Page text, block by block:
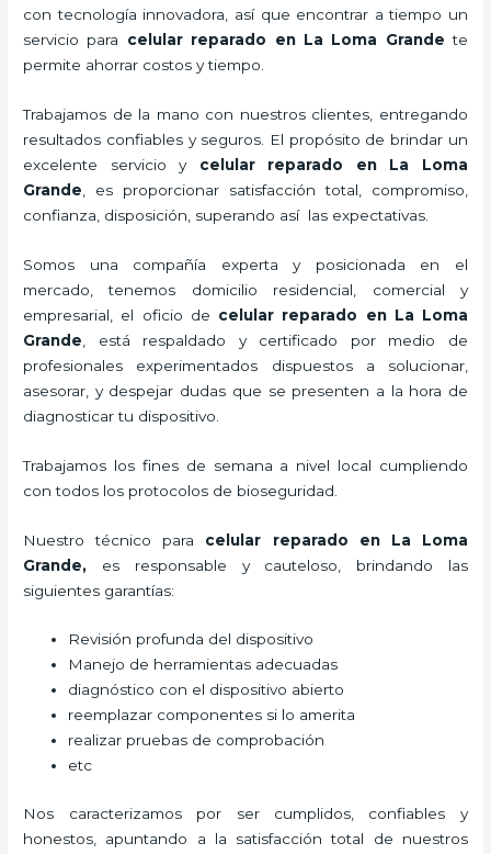
con tecnología innovadora, así que encontrar a tiempo un
servicio para celular reparado en La Loma Grande te
permite ahorrar costos y tiempo.
Trabajamos de la mano con nuestros clientes, entregando
resultados confiables y seguros. El propósito de brindar un
excelente servicio y celular reparado en La Loma
Grande , es proporcionar satisfacción total, compromiso,
confianza, disposición, superando así las expectativas.
Somos una compañía experta y posicionada en el
mercado, tenemos domicilio residencial, comercial y
empresarial, el oficio de celular reparado
en La Loma
Grande , está respaldado y certificado por medio de
profesionales experimentados dispuestos a solucionar,
asesorar, y despejar dudas que se presenten a la hora de
diagnosticar tu dispositivo.
Trabajamos los fines de semana a nivel local cumpliendo
con todos los protocolos de bioseguridad.
Nuestro técnico para celular reparado en La Loma
Grande, es responsable y cauteloso, brindando las
siguientes garantías:
Revisión profunda del dispositivo
Manejo de herramientas adecuadas
diagnóstico con el dispositivo abierto
reemplazar componentes si lo amerita
realizar pruebas de comprobación
etc
Nos caracterizamos por ser cumplidos, confiables y
honestos, apuntando a la satisfacción total de nuestros